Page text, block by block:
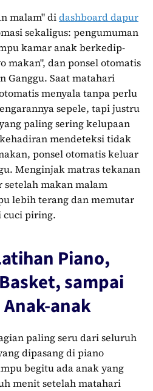
malam" didashboard dapur
sekaligus: pengumuman
kamar anak berkedip-
makan", dan ponsel otomatis
Ganggu. Saat matahari
menyala tanpa perlu
sepele, tapi justru
paling sering kelupaan
mendeteksi tidak
ponsel otomatis keluar
Menginjak matras tekanan
setelah makan malam
lebih terang dan memutar
cuci piring.
Piano,
sampai
anak
paling seru dari seluruh
dipasang di piano
begitu ada anak yang
menit setelah matahari